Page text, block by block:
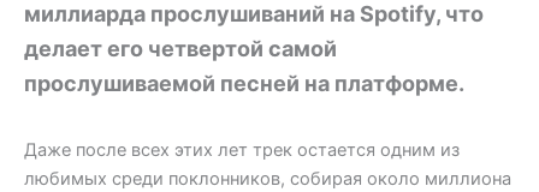
миллиарда прослушиваний на Spotify, что
делает его четвертой самой
прослушиваемой песней на платформе.
Даже после всех этих лет трек остается одним из
любимых среди поклонников, собирая около миллиона